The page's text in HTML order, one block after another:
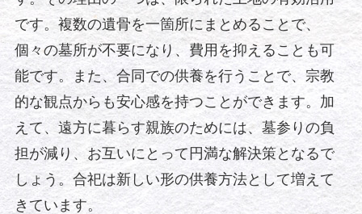
です。複数の遺骨を一箇所にまとめることで、
個々の墓所が不要になり、費用を抑えることも可
能です。また、合同での供養を行うことで、宗教
的な観点からも安心感を持つことができます。加
えて、遠方に暮らす親族のためには、墓参りの負
担が減り、お互いにとって円満な解決策となるで
しょう。合祀は新しい形の供養方法として増えて
きています。